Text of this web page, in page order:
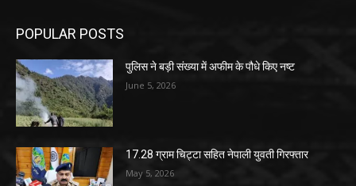
POPULAR POSTS
पुलिस ने बड़ी संख्या में अफीम के पौधे किए नष्ट
June 5, 2026
17.28 ग्राम चिट्टा सहित नेपाली युवती गिरफ्तार
May 5, 2026